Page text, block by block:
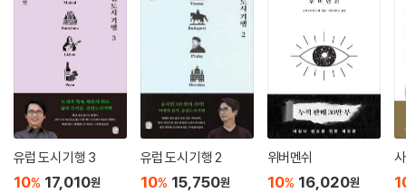
유럽 도시 기행 3
10% 17,010원
유럽 도시 기행 2
10% 15,750원
위버멘쉬
10% 16,020원